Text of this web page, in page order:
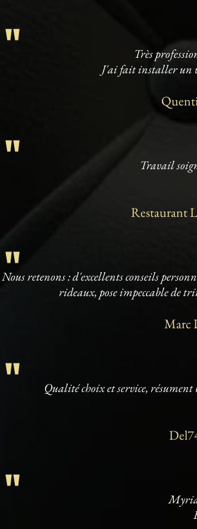
"
Très
J'ai fait installer un
"
Travail
Restaurant
"
Nous retenons : d'excellents conseils
rideaux, pose impeccable de
Marc
"
Qualité choix et service,
"